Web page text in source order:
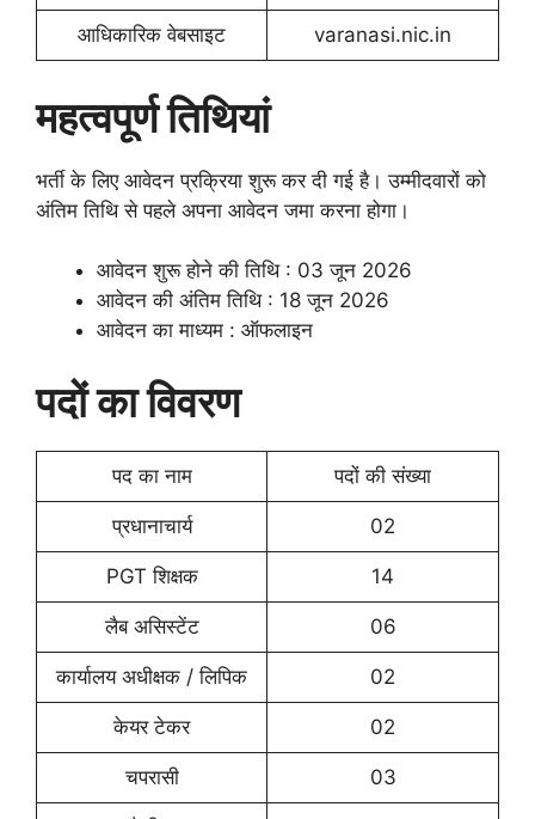
आधिकारिक वेबसाइट varanasi.nic.in
महत्वपूर्ण तिथियां
भर्ती के लिए आवेदन प्रक्रिया शुरू कर दी गई है। उम्मीदवारों को
अंतिम तिथि से पहले अपना आवेदन जमा करना होगा।
आवेदन शुरू होने की तिथि : 03 जून 2026
आवेदन की अंतिम तिथि : 18 जून 2026
आवेदन का माध्यम : ऑफलाइन
पदों का विवरण
पद का नाम पदों की संख्या
प्रधानाचार्य 02
PGT शिक्षक 14
लैब असिस्टेंट 06
कार्यालय अधीक्षक / लिपिक 02
केयर टेकर 02
चपरासी 03